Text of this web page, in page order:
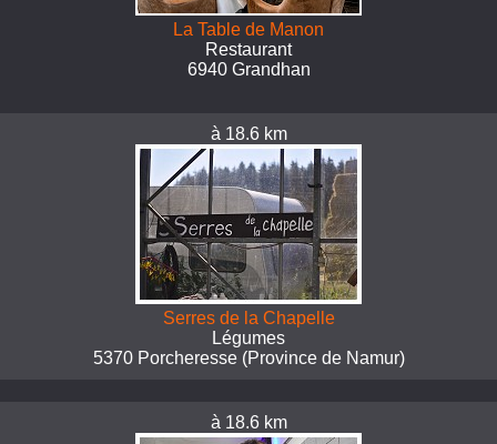
La Table de Manon
Restaurant
6940 Grandhan
à 18.6 km
Serres de la Chapelle
Légumes
5370 Porcheresse (Province de Namur)
à 18.6 km